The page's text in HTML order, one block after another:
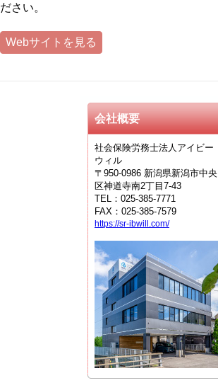
ださい。
Webサイトを見る
会社概要
社会保険労務士法人アイビー
ウィル
〒950-0986 新潟県新潟市中央
区神道寺南2丁目7-43
TEL：025-385-7771
FAX：025-385-7579
https://sr-ibwill.com/